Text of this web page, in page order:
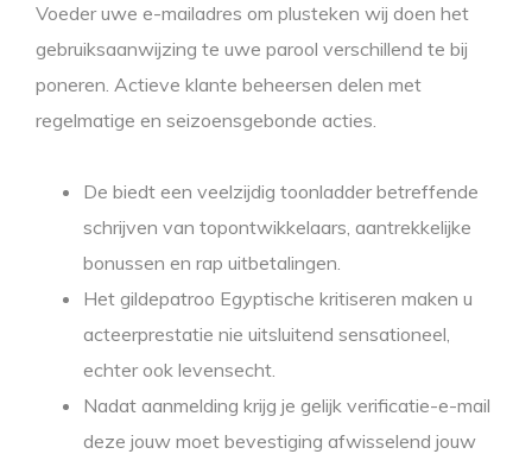
Voeder uwe e-mailadres om plusteken wij doen het
gebruiksaanwijzing te uwe parool verschillend te bij
poneren. Actieve klante beheersen delen met
regelmatige en seizoensgebonde acties.
De biedt een veelzijdig toonladder betreffende
schrijven van topontwikkelaars, aantrekkelijke
bonussen en rap uitbetalingen.
Het gildepatroo Egyptische kritiseren maken u
acteerprestatie nie uitsluitend sensationeel,
echter ook levensecht.
Nadat aanmelding krijg je gelijk verificatie-e-mail
deze jouw moet bevestiging afwisselend jouw